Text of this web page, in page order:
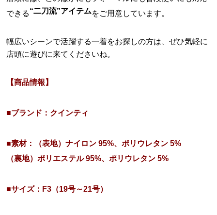
できる“二刀流”アイテムをご用意しています。
幅広いシーンで活躍する一着をお探しの方は、ぜひ気軽に
店頭に遊びに来てくださいね。
【商品情報】
■ブランド：クインティ
■素材：（表地）ナイロン 95%、ポリウレタン 5%
（裏地）ポリエステル 95%、ポリウレタン 5%
■サイズ：F3（19号～21号）